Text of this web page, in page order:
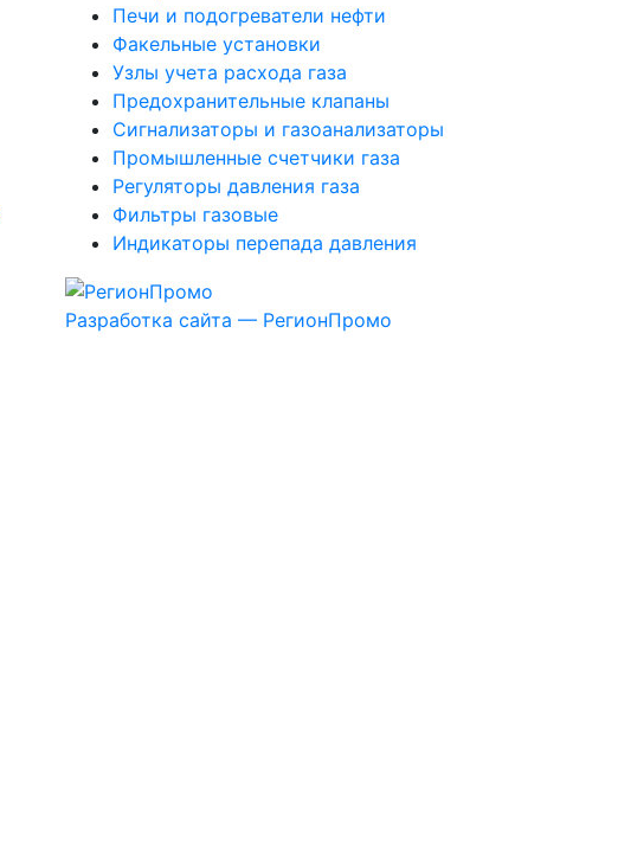
Печи и подогреватели нефти
Факельные установки
Узлы учета расхода газа
Предохранительные клапаны
Сигнализаторы и газоанализаторы
Промышленные счетчики газа
Регуляторы давления газа
Фильтры газовые
Индикаторы перепада давления
Разработка сайта — РегионПромо